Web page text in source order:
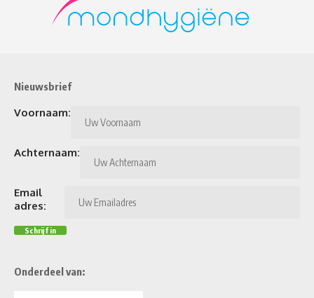
Nieuwsbrief
Voornaam:
Achternaam:
Email
adres:
Onderdeel van: